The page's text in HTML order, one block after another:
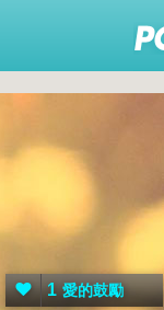
1 愛的鼓勵